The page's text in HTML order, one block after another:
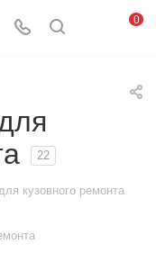
0
22
кузовного ремонта